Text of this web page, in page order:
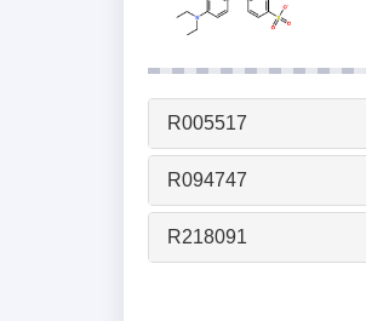
R005517
R094747
R218091